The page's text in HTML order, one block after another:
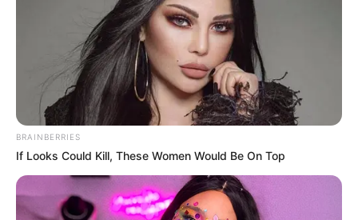
Einführung
Wer schon einmal in Mexiko war oder in einem
mexikanischen Restaurant gegessen hat, kennt
sie:Burritos – die köstlich gefüllten Teigrollen,
die weltweit Kultstatus genießen. Doch dafür
muss man nicht ins Restaurant gehen, denn
auch zuhause lassen sich Burritos ganz einfach
zubereiten. In diesem Beitrag erfährst du alles
über das Thema„Schon probiert? Burittos
BRAINBERRIES
If Looks Could Kill, These Women Would Be On Top